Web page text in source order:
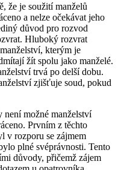
že je soužití manželů
a nelze očekávat jeho
důvod pro rozvod
Hluboký rozvrat
kterým je
žít spolu jako manželé.
trvá po delší dobu.
zjišťuje soud, pokud
není možné manželství
Prvním z těchto
v rozporu se zájmem
plné svéprávnosti. Tento
důvody, přičemž zájem